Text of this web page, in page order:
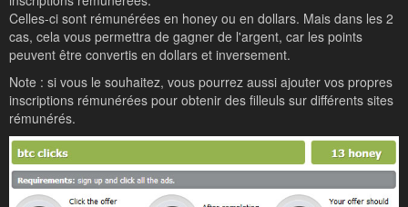
Celles-ci sont rémunérées en honey ou en dollars. Mais dans les 2
cas, cela vous permettra de gagner de l'argent, car les points
peuvent être convertis en dollars et inversement.
Note : si vous le souhaitez, vous pourrez aussi ajouter vos propres
inscriptions rémunérées pour obtenir des filleuls sur différents sites
rémunérés.